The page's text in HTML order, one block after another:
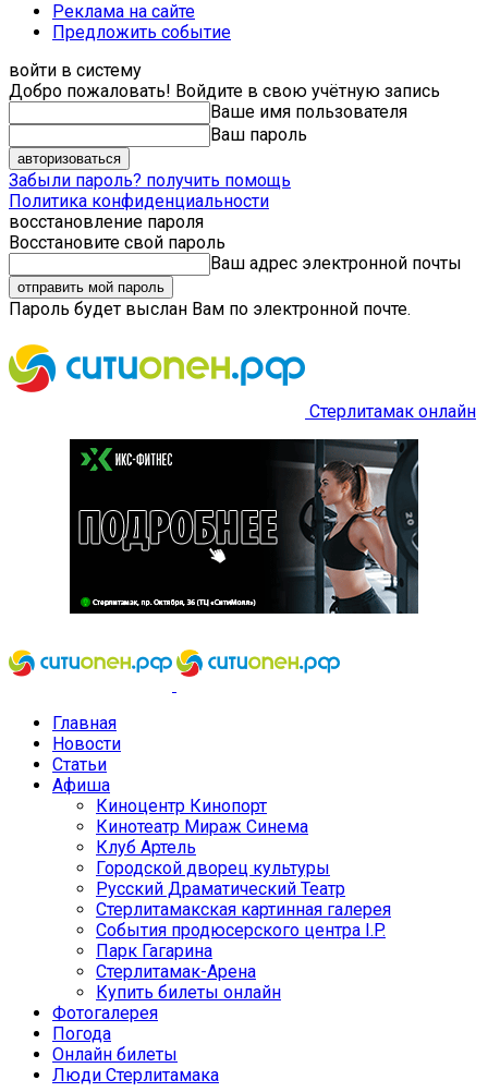
Реклама на сайте
Предложить событие
войти в систему
Добро пожаловать! Войдите в свою учётную запись
Ваше имя пользователя
Ваш пароль
Забыли пароль? получить помощь
Политика конфиденциальности
восстановление пароля
Восстановите свой пароль
Ваш адрес электронной почты
Пароль будет выслан Вам по электронной почте.
Стерлитамак онлайн
Главная
Новости
Статьи
Афиша
Киноцентр Кинопорт
Кинотеатр Мираж Синема
Клуб Артель
Городской дворец культуры
Русский Драматический Театр
Стерлитамакская картинная галерея
События продюсерского центра I.P.
Парк Гагарина
Стерлитамак-Арена
Купить билеты онлайн
Фотогалерея
Погода
Онлайн билеты
Люди Стерлитамака